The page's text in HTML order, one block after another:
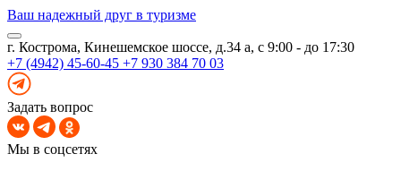
Ваш надежный друг в туризме
г. Кострома, Кинешемское шоссе, д.34 а, с 9:00 - до 17:30
+7 (4942) 45-60-45 +7 930 384 70 03
Задать вопрос
Мы в соцсетях